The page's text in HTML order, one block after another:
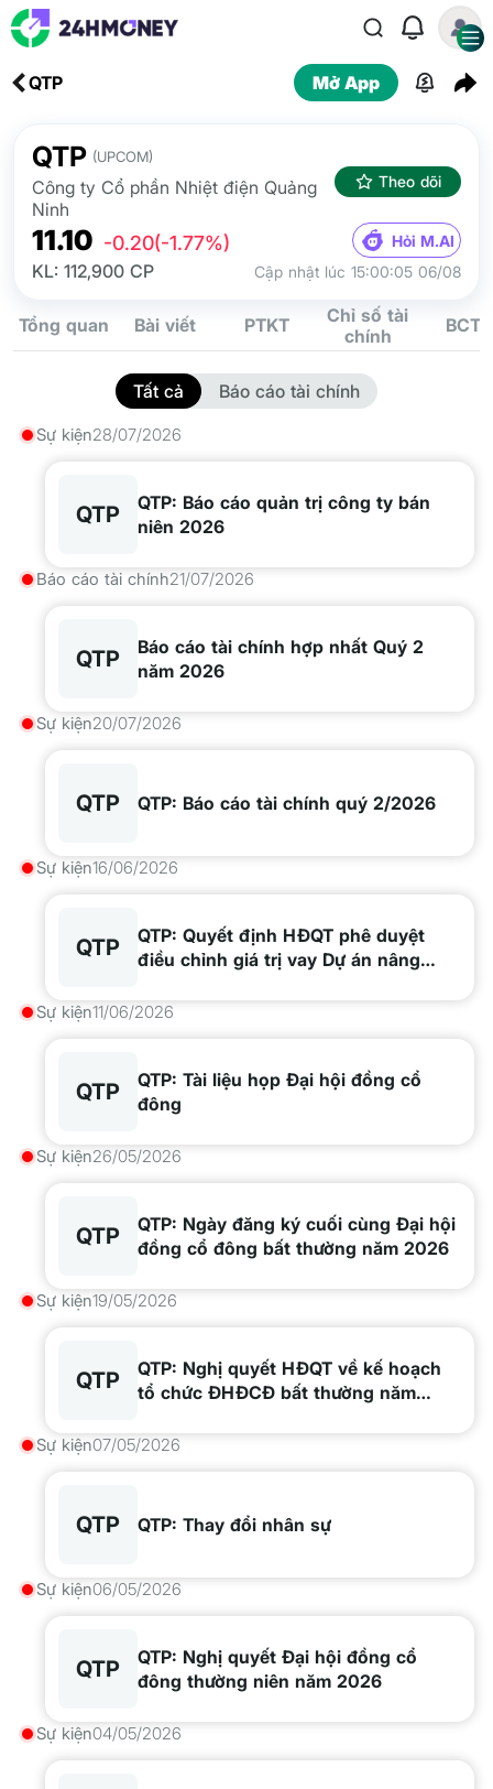
QTP Mở App
QTP (UPCOM)
Công ty Cổ phần Nhiệt điện Quảng
Ninh
Theo dõi
11.10 -0.20(-1.77%) Hỏi M.AI
KL: 112,900 CP Cập nhật lúc 15:00:05 06/08
Tổng quan Bài viết PTKT
Chỉ số tài
chính
BCTC
Tất cả Báo cáo tài chính
Sự kiện28/07/2026
QTP
QTP: Báo cáo quản trị công ty bán
niên 2026
Báo cáo tài chính21/07/2026
QTP
Báo cáo tài chính hợp nhất Quý 2
năm 2026
Sự kiện20/07/2026
QTP QTP: Báo cáo tài chính quý 2/2026
Sự kiện16/06/2026
QTP
QTP: Quyết định HĐQT phê duyệt
điều chỉnh giá trị vay Dự án nâng
NMNĐ Quảng Ninh
Sự kiện11/06/2026
QTP
QTP: Tài liệu họp Đại hội đồng cổ
đông
Sự kiện26/05/2026
QTP
QTP: Ngày đăng ký cuối cùng Đại hội
đồng cổ đông bất thường năm 2026
Sự kiện19/05/2026
QTP
QTP: Nghị quyết HĐQT về kế hoạch
tổ chức ĐHĐCĐ bất thường năm
Sự kiện07/05/2026
QTP QTP: Thay đổi nhân sự
Sự kiện06/05/2026
QTP
QTP: Nghị quyết Đại hội đồng cổ
đông thường niên năm 2026
Sự kiện04/05/2026